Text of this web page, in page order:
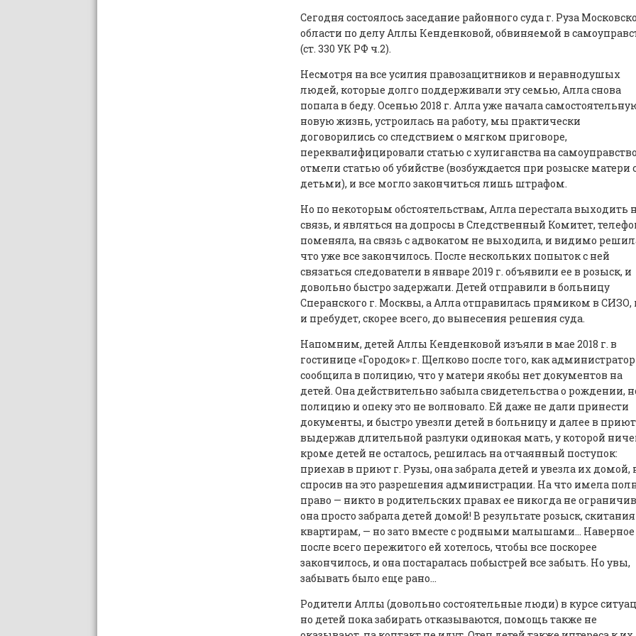
Сегодня состоялось заседание районного суда г. Руза
области по делу Аллы Кенденковой, обвиняемой в
(ст. 330 УК РФ ч.2).
Несмотря на все усилия правозащитников и неравнодушых
людей, которые долго поддерживали эту семью, Алла снова
попала в беду. Осенью 2018 г. Алла уже начала
новую жизнь, устроилась на работу, мы практически
договорились со следствием о мягком приговоре,
переквалифицировали статью с хулиганства на
отмели статью об убийстве (возбуждается при розыске матери
детьми), и все могло закончиться лишь штрафом.
Но по некоторым обстоятельствам, Алла перестала выходить
связь, и являться на допросы в Следственный Комитет,
поменяла, на связь с адвокатом не выходила, и видимо
что уже все закончилось. После нескольких попыток с ней
связаться следователи в январе 2019 г. объявили ее в розыск, и
довольно быстро задержали. Детей отправили в больницу
Сперанского г. Москвы, а Алла отправилась прямиком в СИЗО,
и пребудет, скорее всего, до вынесения решения суда.
Напомним, детей Аллы Кенденковой изъяли в мае 2018 г. в
гостинице «Городок» г. Щелково после того, как администратор
сообщила в полицию, что у матери якобы нет документов на
детей. Она действительно забыла свидетельства о рождении,
полицию и опеку это не волновало. Ей даже не дали принести
документы, и быстро увезли детей в больницу и далее в
выдержав длительной разлуки одинокая мать, у которой
кроме детей не осталось, решилась на отчаянный поступок:
приехав в приют г. Рузы, она забрала детей и увезла их домой,
спросив на это разрешения администрации. На что имела
право — никто в родительских правах ее никогда не
она просто забрала детей домой! В результате розыск,
квартирам, — но зато вместе с родными малышами… Наверное
после всего пережитого ей хотелось, чтобы все поскорее
закончилось, и она постаралась побыстрей все забыть. Но увы,
забывать было еще рано…
Родители Аллы (довольно состоятельные люди) в курсе
но детей пока забирать отказываются, помощь также не